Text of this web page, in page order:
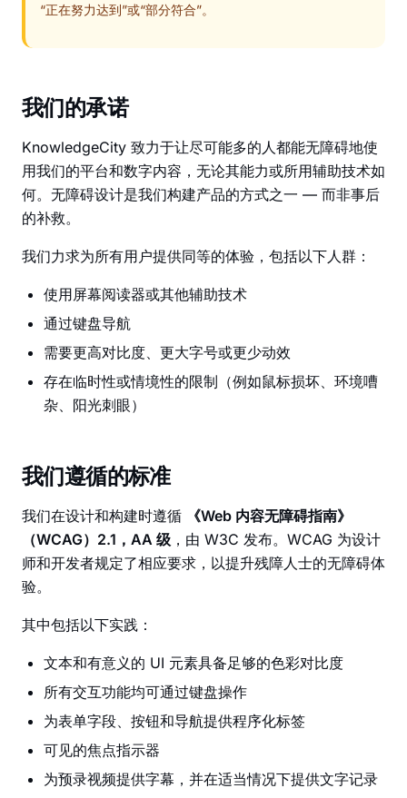
“正在努力达到”或“部分符合”。
我们的承诺
KnowledgeCity 致力于让尽可能多的人都能无障碍地使
用我们的平台和数字内容，无论其能力或所用辅助技术如
何。无障碍设计是我们构建产品的方式之一 — 而非事后
的补救。
我们力求为所有用户提供同等的体验，包括以下人群：
使用屏幕阅读器或其他辅助技术
通过键盘导航
需要更高对比度、更大字号或更少动效
存在临时性或情境性的限制（例如鼠标损坏、环境嘈
杂、阳光刺眼）
我们遵循的标准
我们在设计和构建时遵循
《Web 内容无障碍指南》
（WCAG）2.1，AA 级 ，由 W3C 发布。WCAG 为设计
师和开发者规定了相应要求，以提升残障人士的无障碍体
验。
其中包括以下实践：
文本和有意义的 UI 元素具备足够的色彩对比度
所有交互功能均可通过键盘操作
为表单字段、按钮和导航提供程序化标签
可见的焦点指示器
为预录视频提供字幕，并在适当情况下提供文字记录